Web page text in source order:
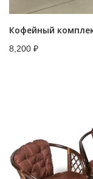
8,200 ₽